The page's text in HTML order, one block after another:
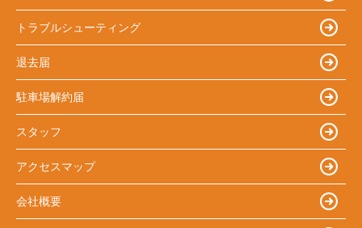
トラブルシューティング
退去届
駐車場解約届
スタッフ
アクセスマップ
会社概要